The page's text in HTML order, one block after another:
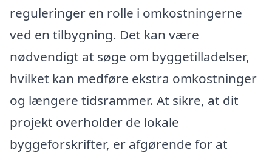
reguleringer en rolle i omkostningerne
ved en tilbygning. Det kan være
nødvendigt at søge om byggetilladelser,
hvilket kan medføre ekstra omkostninger
og længere tidsrammer. At sikre, at dit
projekt overholder de lokale
byggeforskrifter, er afgørende for at